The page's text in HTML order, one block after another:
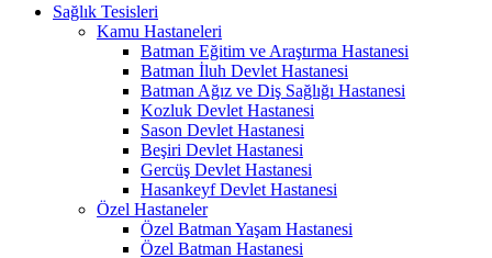
Sağlık Tesisleri
Kamu Hastaneleri
Batman Eğitim ve Araştırma Hastanesi
Batman İluh Devlet Hastanesi
Batman Ağız ve Diş Sağlığı Hastanesi
Kozluk Devlet Hastanesi
Sason Devlet Hastanesi
Beşiri Devlet Hastanesi
Gercüş Devlet Hastanesi
Hasankeyf Devlet Hastanesi
Özel Hastaneler
Özel Batman Yaşam Hastanesi
Özel Batman Hastanesi